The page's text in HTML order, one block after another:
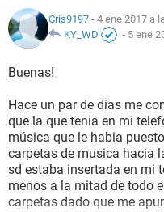
Cris9197 - 4 ene 2017 a
KY_WD
- 5 ene
Buenas!
Hace un par de días me
que la que tenia en mi
música que le habia
carpetas de musica hacia
sd estaba insertada en mi
menos a la mitad de todo
carpetas dado que me